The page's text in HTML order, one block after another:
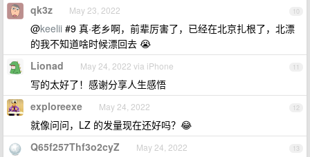
10
qk3z May 23, 2022
@keelii #9 真·老乡啊，前辈厉害了，已经在北京扎根了，北漂
的我不知道啥时候漂回去 😭
11
Lionad May 24, 2022 via iPhone
写的太好了！感谢分享人生感悟
12
exploreexe May 24, 2022
就像问问，LZ 的发量现在还好吗？😂
13
Q65f257Thf3o2cyZ May 24, 2022